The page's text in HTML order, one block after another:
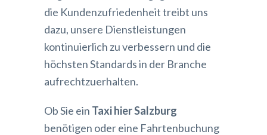
die Kundenzufriedenheit treibt uns
dazu, unsere Dienstleistungen
kontinuierlich zu verbessern und die
höchsten Standards in der Branche
aufrechtzuerhalten.
Ob Sie ein Taxi hier Salzburg
benötigen oder eine Fahrtenbuchung